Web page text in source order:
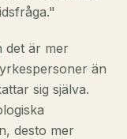
det är mer
än
sig själva.
desto mer